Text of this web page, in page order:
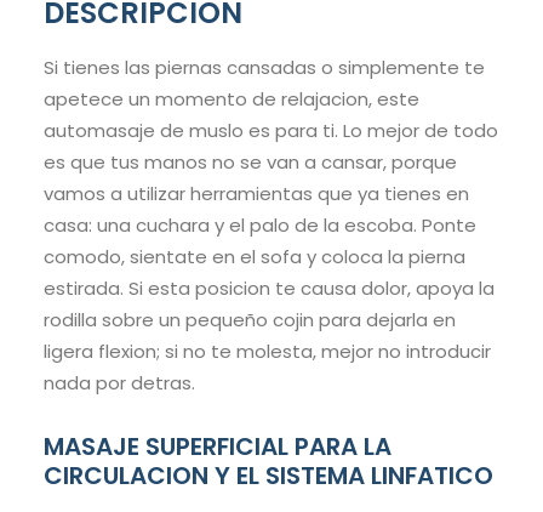
DESCRIPCION
Si tienes las piernas cansadas o simplemente te
apetece un momento de relajacion, este
automasaje de muslo es para ti. Lo mejor de todo
es que tus manos no se van a cansar, porque
vamos a utilizar herramientas que ya tienes en
casa: una cuchara y el palo de la escoba. Ponte
comodo, sientate en el sofa y coloca la pierna
estirada. Si esta posicion te causa dolor, apoya la
rodilla sobre un pequeño cojin para dejarla en
ligera flexion; si no te molesta, mejor no introducir
nada por detras.
MASAJE SUPERFICIAL PARA LA
CIRCULACION Y EL SISTEMA LINFATICO